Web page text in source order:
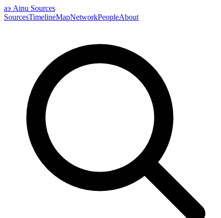
аэ Ainu Sources
SourcesTimelineMapNetworkPeopleAbout